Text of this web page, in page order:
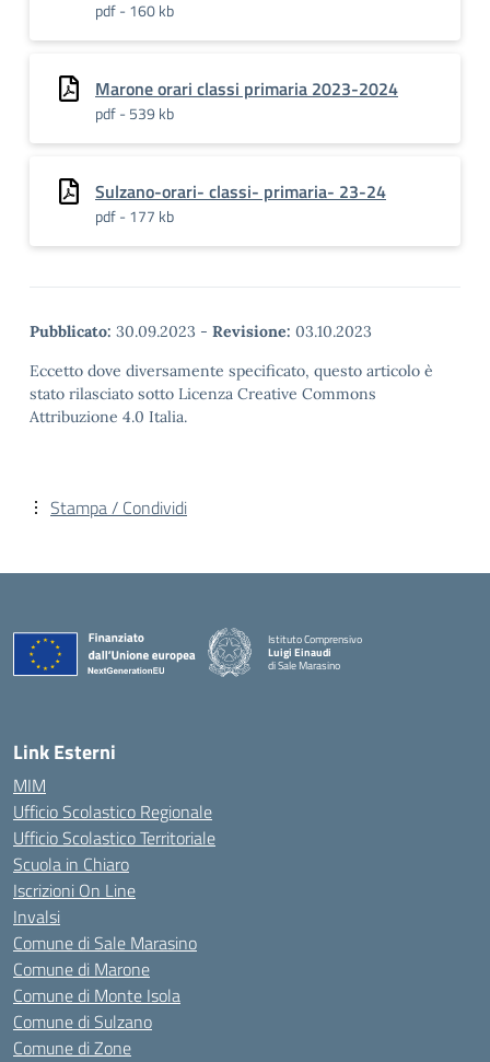
pdf - 160 kb
Marone orari classi primaria 2023-2024
pdf - 539 kb
Sulzano-orari- classi- primaria- 23-24
pdf - 177 kb
Pubblicato: 30.09.2023 - Revisione: 03.10.2023
Eccetto dove diversamente specificato, questo articolo è
stato rilasciato sotto Licenza Creative Commons
Attribuzione 4.0 Italia.
Stampa / Condividi
Istituto Comprensivo
Luigi Einaudi
di Sale Marasino
Link Esterni
MIM
Ufficio Scolastico Regionale
Ufficio Scolastico Territoriale
Scuola in Chiaro
Iscrizioni On Line
Invalsi
Comune di Sale Marasino
Comune di Marone
Comune di Monte Isola
Comune di Sulzano
Comune di Zone